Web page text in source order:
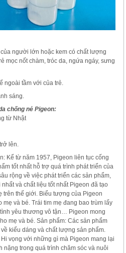
người lớn hoặc kem có chất lượng
mọc nốt chàm, tróc da, ngứa ngáy, sưng
ngoài tầm với của trẻ.
sáng.
chống nẻ Pigeon:
từ Nhật
lên.
Kể từ năm 1957, Pigeon liên tục cống
tốt nhất hỗ trợ quá trình phát triển của
rộng về việc phát triển các sản phẩm,
và chất liệu tốt nhất Pigeon đã tạo
trên thế giới. Biểu tượng của Pigeon
mẹ và bé. Trái tim mẹ đang bao trùm lấy
yêu thương vô tận… Pigeon mong
mẹ và bé. Sản phẩm: Các sản phẩm
kiểu dáng và chất lượng sản phẩm.
vọng với những gì mà Pigeon mang lại
nặng trong quá trình chăm sóc và nuôi